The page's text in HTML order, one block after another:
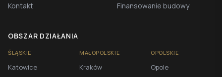
Kontakt
Finansowanie budowy
OBSZAR DZIAŁANIA
ŚLĄSKIE
Katowice
MAŁOPOLSKIE
Kraków
OPOLSKIE
Opole